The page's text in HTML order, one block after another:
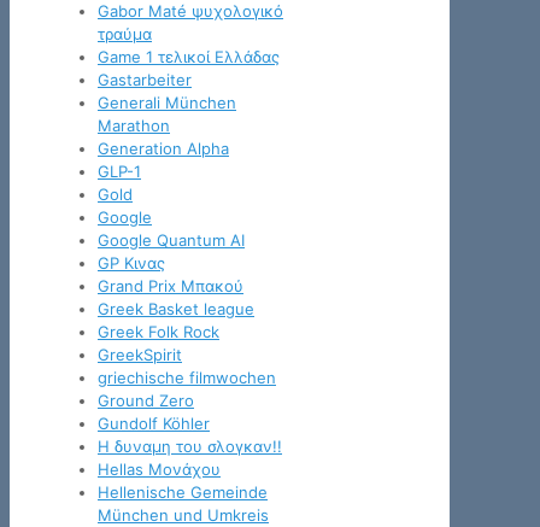
Gabor Maté ψυχολογικό
τραύμα
Game 1 τελικοί Ελλάδας
Gastarbeiter
Generali München
Marathon
Generation Alpha
GLP-1
Gold
Google
Google Quantum AI
GP Κινας
Grand Prix Μπακού
Greek Basket league
Greek Folk Rock
GreekSpirit
griechische filmwochen
Ground Zero
Gundolf Köhler
H δυναμη του σλογκαν!!
Hellas Μονάχου
Hellenische Gemeinde
München und Umkreis